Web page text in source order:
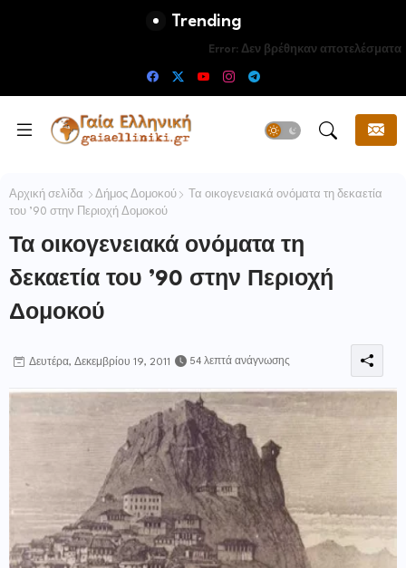
Trending
Error: Δεν βρέθηκαν αποτελέσματα
Αρχική σελίδα Δήμος Δομοκού
Τα οικογενειακά ονόματα τη δεκαετία
του ’90 στην Περιοχή Δομοκού
Τα οικογενειακά ονόματα τη
δεκαετία του ’90 στην Περιοχή
Δομοκού
Δευτέρα, Δεκεμβρίου 19, 2011 54 λεπτά ανάγνωσης